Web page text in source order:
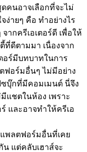
คนอาจเลือกที่จะไม่
ง่ายๆ คือ ทำอย่างไร
ากครีเอเตอร์ดี เพื่อให้
ที่ดีตามมา เนื่องจาก
อร์มีบทบาทในการ
ฟอร์มอื่นๆ ไม่มีอย่าง
ซบุ๊กที่มีคอมเมนต์ นี่จึง
แชตในห้อง เพราะ
และอาจทำให้ครีเอ
แพลตฟอร์มอื่นที่เคย
แต่คลับเฮาส์จะ